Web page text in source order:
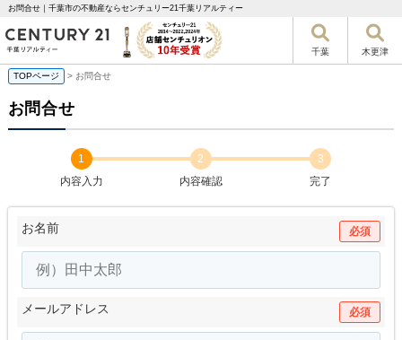
お問合せ｜千葉市の不動産ならセンチュリー21千葉リアルティー
千葉 木更津
TOPページ > お問合せ
お問合せ
1
内容入力
2
内容確認
3
完了
お名前 必須
メールアドレス 必須